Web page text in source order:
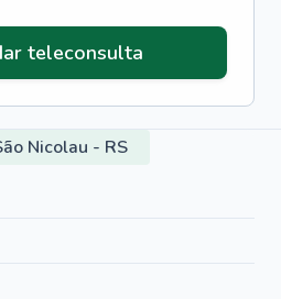
teleconsulta
Nicolau - RS